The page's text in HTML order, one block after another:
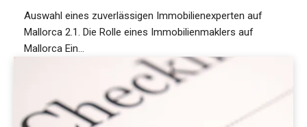
Auswahl eines zuverlässigen Immobilienexperten auf
Mallorca 2.1. Die Rolle eines Immobilienmaklers auf
Mallorca Ein...